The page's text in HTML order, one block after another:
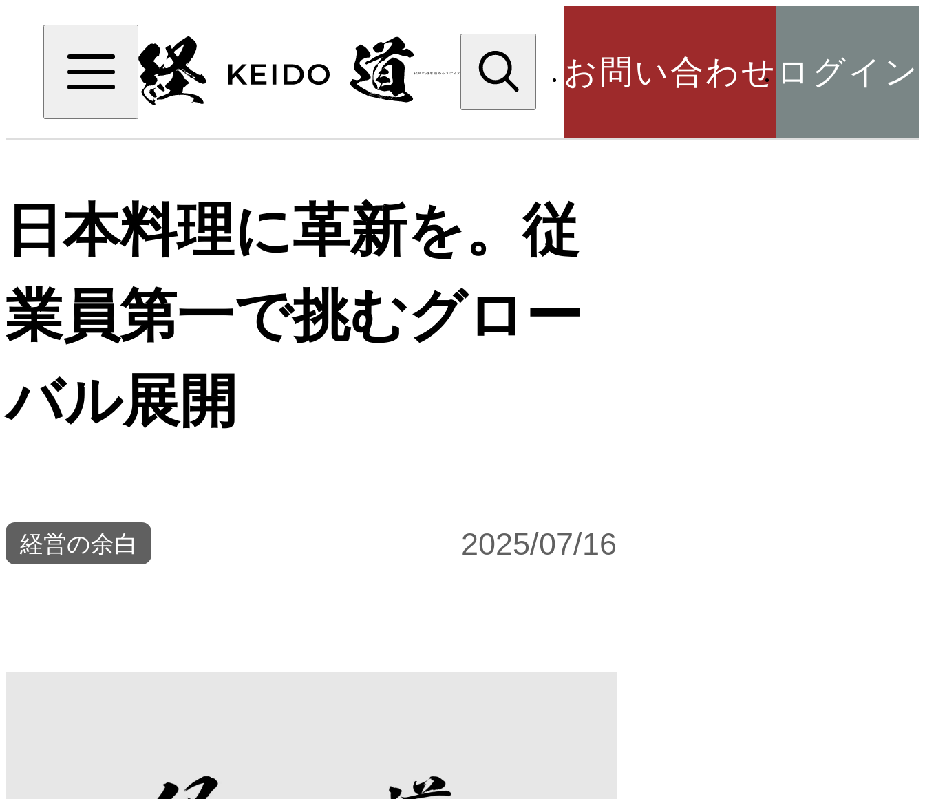
お問い合わせ ログイン
検索
日本料理に革新を。従
業員第一で挑むグロー
バル展開
経営の余白 2025/07/16